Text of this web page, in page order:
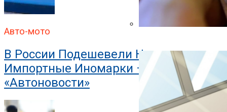
Авто-мото
В России Подешевели Некоторые
Импортные Иномарки —
«Автоновости»